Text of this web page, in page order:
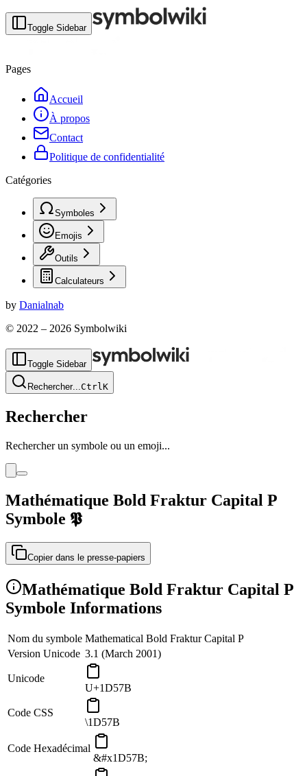
Toggle Sidebar
Pages
Accueil
À propos
Contact
Politique de confidentialité
Catégories
Symboles
Emojis
Outils
Calculateurs
by Danialnab
© 2022 – 2026 Symbolwiki
Toggle Sidebar
Rechercher...CtrlK
Rechercher
Rechercher un symbole ou un emoji...
Mathématique Bold Fraktur Capital P
Symbole 𝕻
Copier dans le presse-papiers
Mathématique Bold Fraktur Capital P
Symbole Informations
Nom du symbole Mathematical Bold Fraktur Capital P
Version Unicode 3.1 (March 2001)
Unicode
U+1D57B
Code CSS
\1D57B
Code Hexadécimal
&#x1D57B;